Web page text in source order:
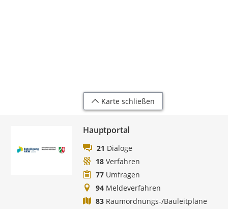
Karte schließen
Hauptportal
21 Dialoge
18 Verfahren
77 Umfragen
94 Meldeverfahren
83 Raumordnungs-/Bauleitpläne